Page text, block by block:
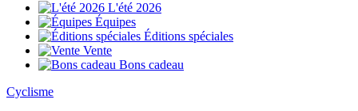
L'été 2026
Équipes
Éditions spéciales
Vente
Bons cadeau
Cyclisme